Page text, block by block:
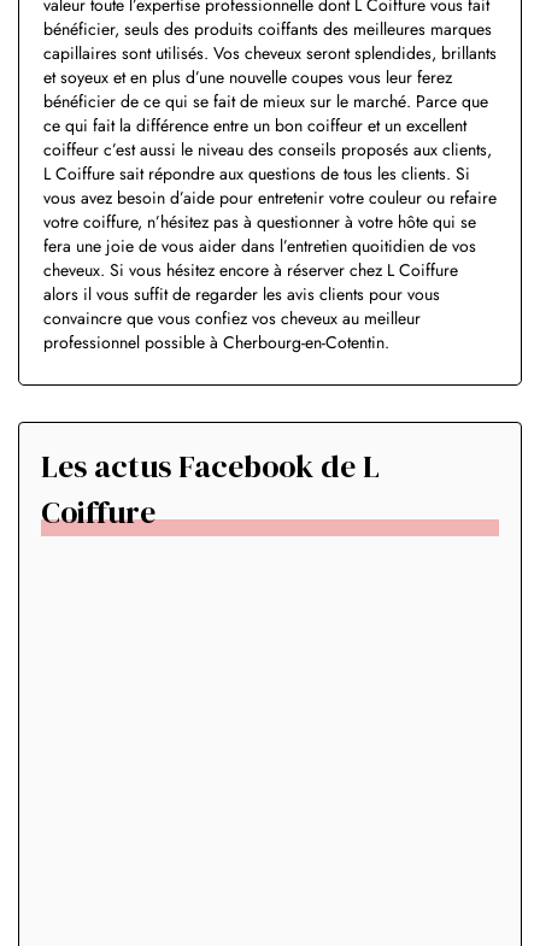
bénéficier, seuls des produits coiffants des meilleures marques
capillaires sont utilisés. Vos cheveux seront splendides, brillants
et soyeux et en plus d’une nouvelle coupes vous leur ferez
bénéficier de ce qui se fait de mieux sur le marché. Parce que
ce qui fait la différence entre un bon coiffeur et un excellent
coiffeur c’est aussi le niveau des conseils proposés aux clients,
L Coiffure sait répondre aux questions de tous les clients. Si
vous avez besoin d’aide pour entretenir votre couleur ou refaire
votre coiffure, n’hésitez pas à questionner à votre hôte qui se
fera une joie de vous aider dans l’entretien quoitidien de vos
cheveux. Si vous hésitez encore à réserver chez L Coiffure
alors il vous suffit de regarder les avis clients pour vous
convaincre que vous confiez vos cheveux au meilleur
professionnel possible à Cherbourg-en-Cotentin.
Les actus Facebook de L
Coiffure